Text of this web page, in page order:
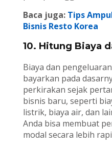
Baca juga: Tips
Bisnis Resto Korea
10. Hitung Biaya
Biaya dan
bayarkan pada
perkirakan sejak
bisnis baru, seperti
listrik, biaya air, dan
Anda bisa membuat
modal secara lebih